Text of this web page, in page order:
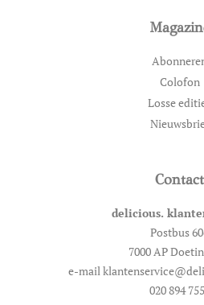
Colofon
Losse
Contact
delicious.
Postbus
7000 AP
e-mail
020 894